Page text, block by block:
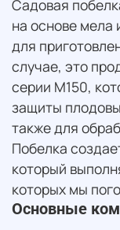
Садовая
на основе мела
для
случае, это
серии М150,
защиты
также для
Побелка
который
которых мы
Основные